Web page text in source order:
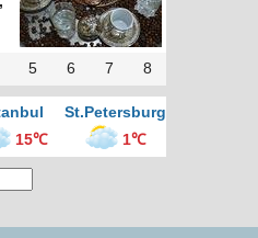
5 6 7 8
St.Petersburg
15℃ 1℃